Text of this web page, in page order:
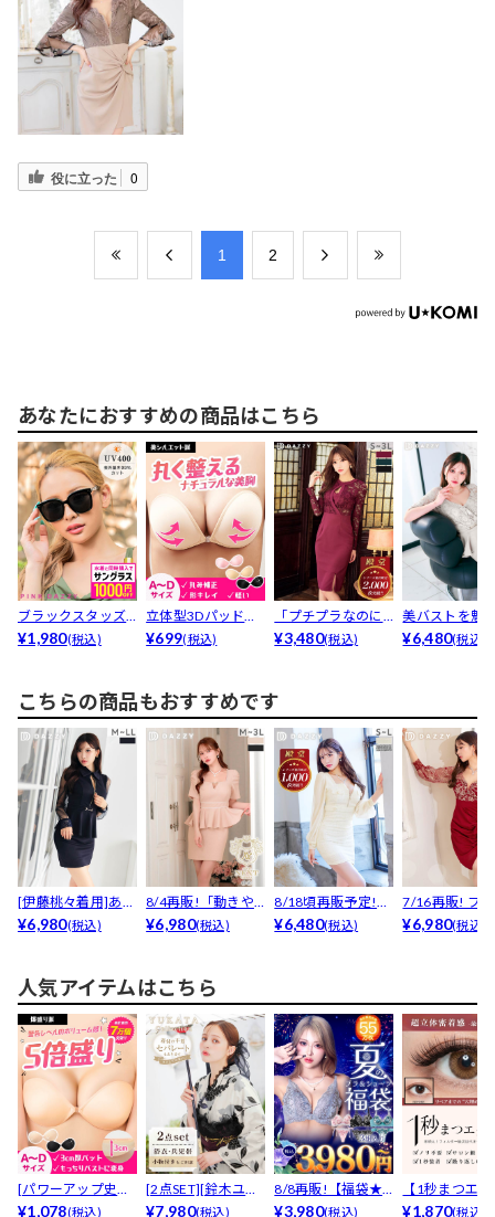
役に立った 0
​1 ​2
あなたにおすすめの商品はこちら
ブラックスタッズ
サングラス
¥1,980(税込)
立体型3Dパッド付
きヌードブラ
¥699(税込)
「プチプラなのに
生地しっかり」
¥3,480(税込)
美バストを魅
ネック×美くび
¥6,480(税込)
こちらの商品もおすすめです
[伊藤桃々着用]あざ
とセクシー谷間ジ
¥6,980(税込)
8/4再販!「動きや
すい」褒められ生
¥6,980(税込)
8/18頃再販予定!
【累計販売100...
¥6,480(税込)
7/16再販! フ
ジップシアー
¥6,980(税込)
人気アイテムはこちら
[パワーアップ史上
最強5倍盛りアップ
¥1,078(税込)
[2点SET][鈴木ユリ
ア(baby)...
¥7,980(税込)
8/8再販!【福袋★
ブラセット3点
¥3,980(税込)
【1秒まつエ
リュームタイ
¥1,870(税込)